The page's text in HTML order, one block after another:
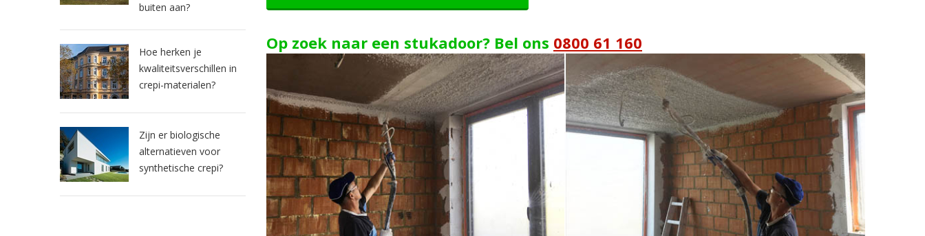
Op zoek naar een stukadoor? Bel ons 0800 61 160
buiten aan?
Hoe herken je
kwaliteitsverschillen in
crepi-materialen?
Zijn er biologische
alternatieven voor
synthetische crepi?